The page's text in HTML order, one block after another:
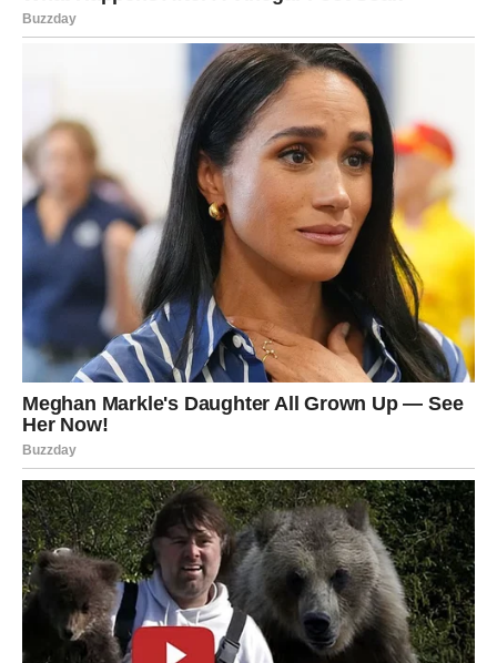
April vam donosi promenljivo raspoloženje. Bićete puni
energije, ali i trenutaka kada ćete osećati umor i potrebu
da se povučete.
Stres može biti pojačan zbog naglih promena, pa je važno
da pronađete način da se opustite. Vreme provedeno u
prirodi, tišina ili razgovor sa bliskim osobama mogu vam
pomoći da se vratite u balans.
Ovo je mesec u kojem morate naučiti da slušate sebe i
svoje potrebe. Ne ignorišite signale koje vam telo i um
šalju.
Sudbinska poruka za Vodolije u
aprilu
April vam donosi promene koje će vas iznenaditi, ali i